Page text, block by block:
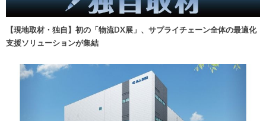
【現地取材・独自】初の「物流DX展」、サプライチェーン全体の最適化
支援ソリューションが集結